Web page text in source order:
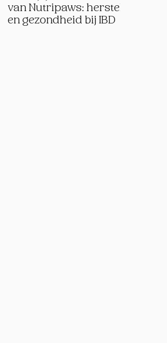
van Nutripaws: herstel
en gezondheid bij IBD